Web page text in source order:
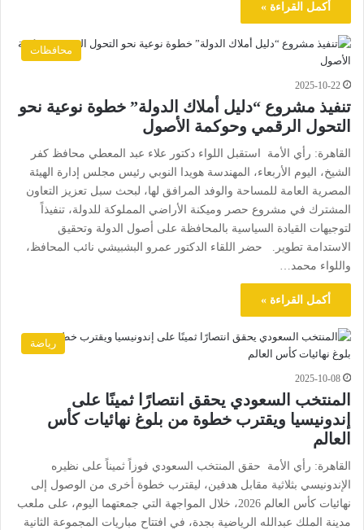
أكمل القراءة »
محافظات
2025-10-22
تنفيذ مشروع “دليل أملاك الدولة” خطوة نوعية نحو
التحول الرقمي وحوكمة الأصول
القاهرة: رأي الأمة استقبل اللواء دكتور علاء عبد المعطي محافظ كفر
الشيخ، اليوم الأربعاء، المهندسة هويدا النوبي رئيس مجلس إدارة الهيئة
المصرية العامة للمساحة والوفد المرافق لها، لبحث سبل تعزيز التعاون
المشترك في مشروع حصر وميكنة الأراضي المملوكة للدولة، تنفيذاً
لتوجيهات القيادة السياسية بالمحافظة على أصول الدولة وتحقيق
الاستدامة تطوير. حضر اللقاء الدكتور عمرو البشبيشي نائب المحافظ،
واللواء محمد…
أكمل القراءة »
رياضة
2025-10-08
المنتخب السعودي يحقق انتصارًا ثمينًا على
إندونيسيا ويقترب خطوة من بلوغ نهائيات كأس
العالم
القاهرة: رأي الأمة حقق المنتخب السعودي فوزاً ثميناً على نظيره
الإندونيسي بثلاثية مقابل هدفين، ليقترب خطوة أخرى من الوصول إلى
نهائيات كأس العالم 2026، خلال المواجهة التي جمعتهما اليوم، على ملعب
مدينة الملك عبدالله الرياضية بجدة، في افتتاح مباريات المجموعة الثانية